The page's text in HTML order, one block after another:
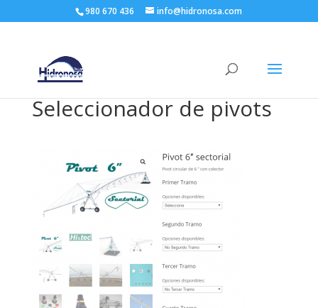
980 670 436 info@hidronosa.com
Seleccionador de pivots